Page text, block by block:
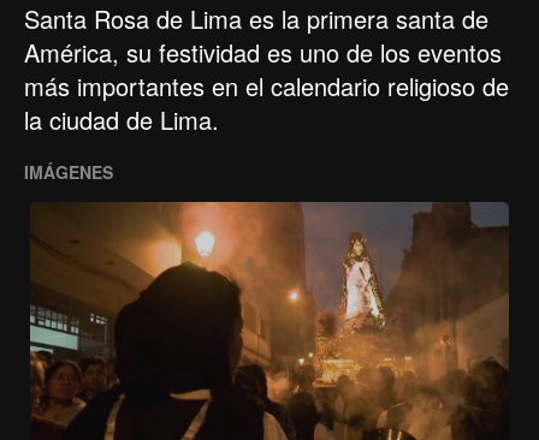
Santa Rosa de Lima es la primera santa de
América, su festividad es uno de los eventos
más importantes en el calendario religioso de
la ciudad de Lima.
IMÁGENES